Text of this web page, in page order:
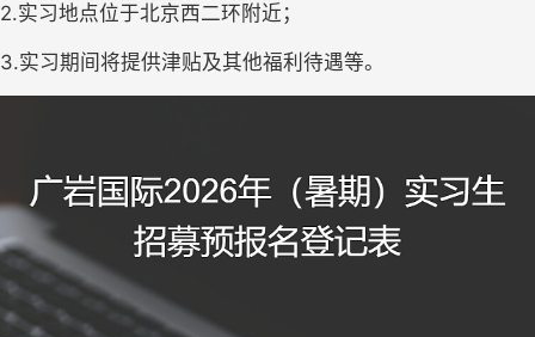
2.实习地点位于北京西二环附近；
3.实习期间将提供津贴及其他福利待遇等。